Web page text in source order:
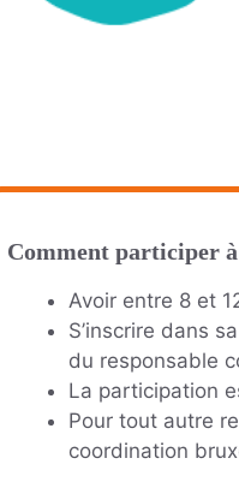
Comment participer
Avoir entre 8 et
S’inscrire dans sa
du responsable
La participation
Pour tout autre
coordination